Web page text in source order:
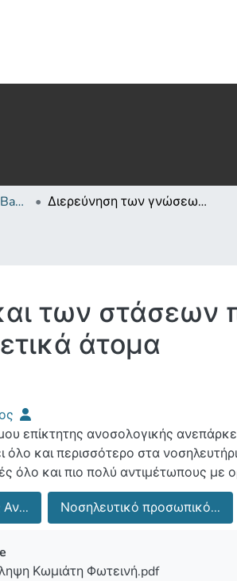
Πτυχιακές Εργασίες/ Bachelor's Degree Theses Διερεύνηση των γνώσεων και των στάσεων που διατηρούν οι νοσηλευτές για τα HIV οροθετικά άτομα
των στάσεων
άτομα
επίκτητης ανοσολογικής
όλο και περισσότερο στα
όλο και πιο πολύ αντιμέτωπους με
λοίμωξη και η διατήρηση θετικών
και για τη δημόσια υγεία γενικότερα.
Νοσηλευτικό προσωπικό...
Κωμιάτη Φωτεινή.pdf